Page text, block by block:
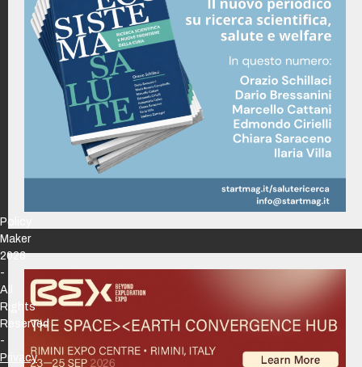
Policy
Maker
2026
-
All
Rights
Reserved
-
Privacy